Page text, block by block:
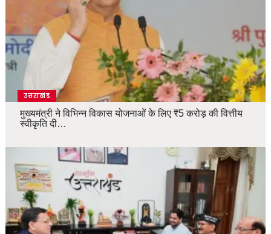
उत्तराखंड
मुख्यमंत्री ने विभिन्न विकास योजनाओं के लिए ₹5 करोड़ की वित्तीय
स्वीकृति दी…